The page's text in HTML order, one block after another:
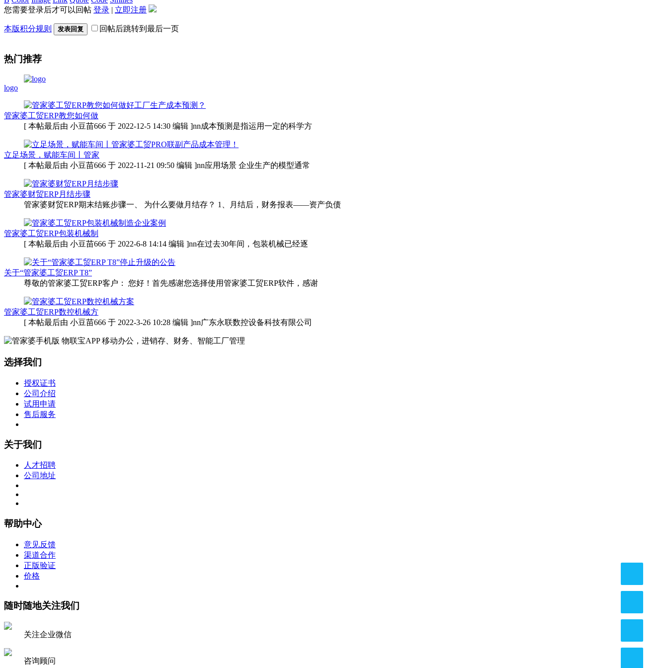
您需要登录后才可以回帖 登录 | 立即注册
本版积分规则 发表回复 回帖后跳转到最后一页
热门推荐
logo
管家婆工贸ERP教您如何做
[ 本帖最后由 小豆苗666 于 2022-12-5 14:30 编辑 ]nn成本预测是指运用一定的科学方
立足场景，赋能车间丨管家
[ 本帖最后由 小豆苗666 于 2022-11-21 09:50 编辑 ]nn应用场景 企业生产的模型通常
管家婆财贸ERP月结步骤
管家婆财贸ERP期末结账步骤一、 为什么要做月结存？ 1、月结后，财务报表——资产负债
管家婆工贸ERP包装机械制
[ 本帖最后由 小豆苗666 于 2022-6-8 14:14 编辑 ]nn在过去30年间，包装机械已经逐
关于“管家婆工贸ERP T8”
尊敬的管家婆工贸ERP客户： 您好！首先感谢您选择使用管家婆工贸ERP软件，感谢
管家婆工贸ERP数控机械方
[ 本帖最后由 小豆苗666 于 2022-3-26 10:28 编辑 ]nn广东永联数控设备科技有限公司
选择我们
授权证书
公司介绍
试用申请
售后服务
关于我们
人才招聘
公司地址
帮助中心
意见反馈
渠道合作
正版验证
价格
随时随地关注我们
关注企业微信
咨询顾问